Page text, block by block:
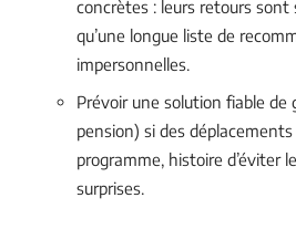
concrètes : leurs retours sont
qu’une longue liste de
impersonnelles.
Prévoir une solution fiable de
pension) si des
programme, histoire d’éviter
surprises.